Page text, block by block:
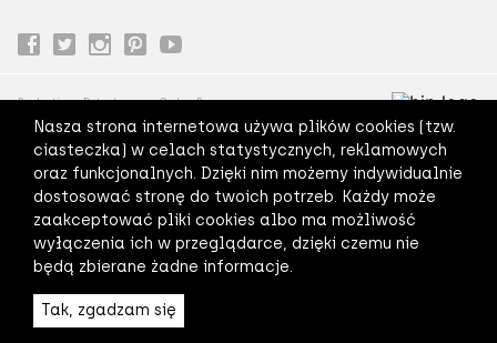
Production: Datasky Code: Pagepro
Nasza strona internetowa używa plików cookies (tzw.
ciasteczka) w celach statystycznych, reklamowych
oraz funkcjonalnych. Dzięki nim możemy indywidualnie
dostosować stronę do twoich potrzeb. Każdy może
zaakceptować pliki cookies albo ma możliwość
wyłączenia ich w przeglądarce, dzięki czemu nie
będą zbierane żadne informacje.
Tak, zgadzam się